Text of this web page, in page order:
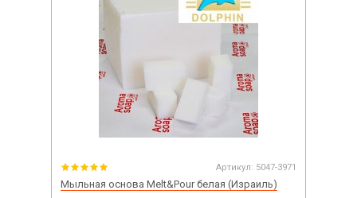
Артикул: 5047-3971
Мыльная основа Melt&Pour белая (Израиль)